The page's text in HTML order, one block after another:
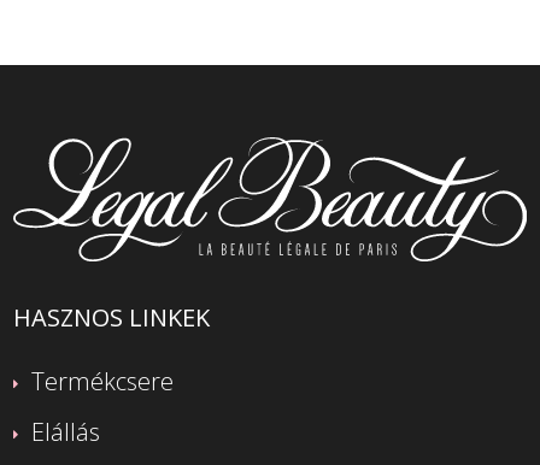
HASZNOS LINKEK
Termékcsere
Elállás